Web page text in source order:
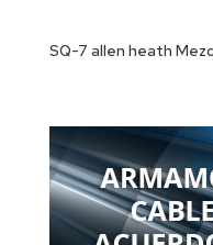
SQ-7 allen heath